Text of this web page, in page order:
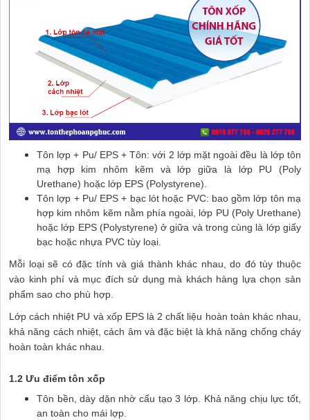
Tôn lợp + Pu/ EPS + Tôn: với 2 lớp mặt ngoài đều là lớp tôn
mạ hợp kim nhôm kẽm và lớp giữa là lớp PU (Poly
Urethane) hoặc lớp EPS (Polystyrene).
Tôn lợp + Pu/ EPS + bạc lót hoặc PVC: bao gồm lớp tôn mạ
hợp kim nhôm kẽm nằm phía ngoài, lớp PU (Poly Urethane)
hoặc lớp EPS (Polystyrene) ở giữa và trong cùng là lớp giấy
bạc hoặc nhựa PVC tùy loại.
Mỗi loại sẽ có đặc tính và giá thành khác nhau, do đó tùy thuộc
vào kinh phí và mục đích sử dụng mà khách hàng lựa chọn sản
phẩm sao cho phù hợp.
Lớp cách nhiệt PU và xốp EPS là 2 chất liệu hoàn toàn khác nhau,
khả năng cách nhiệt, cách âm và đặc biệt là khả năng chống cháy
hoàn toàn khác nhau.
1.2 Ưu điểm tôn xốp
Tôn bền, dày dặn nhờ cấu tạo 3 lớp. Khả năng chịu lực tốt,
an toàn cho mái lợp.